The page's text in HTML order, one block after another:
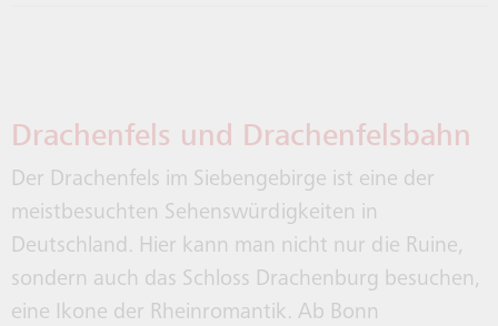
Drachenfels und Drachenfelsbahn
Der Drachenfels im Siebengebirge ist eine der
meistbesuchten Sehenswürdigkeiten in
Deutschland. Hier kann man nicht nur die Ruine,
sondern auch das Schloss Drachenburg besuchen,
eine Ikone der Rheinromantik. Ab Bonn